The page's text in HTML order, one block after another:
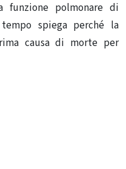
funzione polmonare di
spiega perché la
causa di morte per